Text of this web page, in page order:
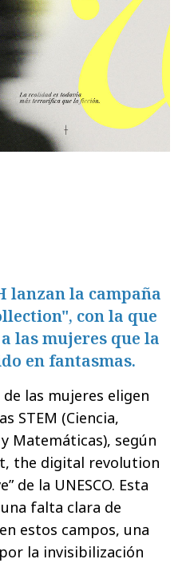
lanzan la campaña
con la que
las mujeres que la
en fantasmas.
de las mujeres eligen
STEM (Ciencia,
Matemáticas), según
the digital revolution
de la UNESCO. Esta
falta clara de
estos campos, una
la invisibilización